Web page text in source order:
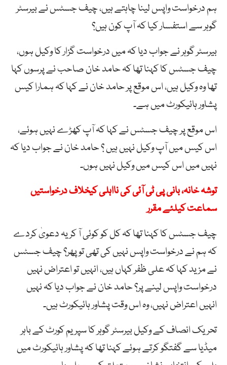
ہم درخواست واپس لینا چاہتے ہیں، چیف جسٹس نے بیرسٹر
گوہر سے استفسار کیا کہ آپ کون ہیں؟
بیرسٹر گوہر نے جواب دیا کہ میں درخواست گزار کا وکیل ہوں،
چیف جسٹس کا کہنا تھا کہ حامد خان صاحب نے پرسوں کہا
تھا وہ وکیل ہیں، اس موقع پر حامد خان نے کہا کہ ہمارا کیس
پشاور ہائیکورٹ میں ہے۔
اس موقع پر چیف جسٹس نے کہا کہ آپ کھڑے نہیں ہوئے،
اس کیس میں آپ وکیل نہیں ہیں ؟ حامد خان نے جواب دیا کہ
نہیں میں اس کیس میں وکیل نہیں ہوں۔
توشہ خانہ، بانی پی ٹی آئی کی نااہلی کیخلاف درخواستیں
سماعت کیلئے مقرر
چیف جسٹس کا کہنا تھا کہ کل کو کوئی آ کر یہ دعویٰ کردے
کہ ہم نے درخواست واپس نہیں کی تھی تو پھر؟ چیف جسٹس
نے مزید کہا کہ علی ظفر کہاں ہیں، انہیں تو اعتراض نہیں
درخواست واپس لینے پر؟ حامد خان نے جواب دیا کہ نہیں
انہیں اعتراض نہیں، وہ اس وقت پشاور ہائیکورٹ ہیں۔
تحریک انصاف کے وکیل بیرسٹر گوہر کا سپریم کورٹ کے باہر
میڈیا سے گفتگو کرتے ہوئے کہنا تھا کہ پشاور ہائیکورٹ میں